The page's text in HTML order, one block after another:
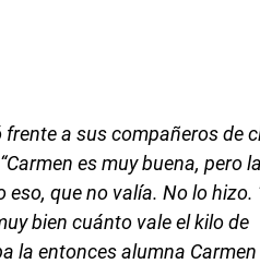
a sus compañeros de
es muy buena, pero la
que no valía. No lo hizo.
bien cuánto vale el kilo de
la entonces alumna Carmen